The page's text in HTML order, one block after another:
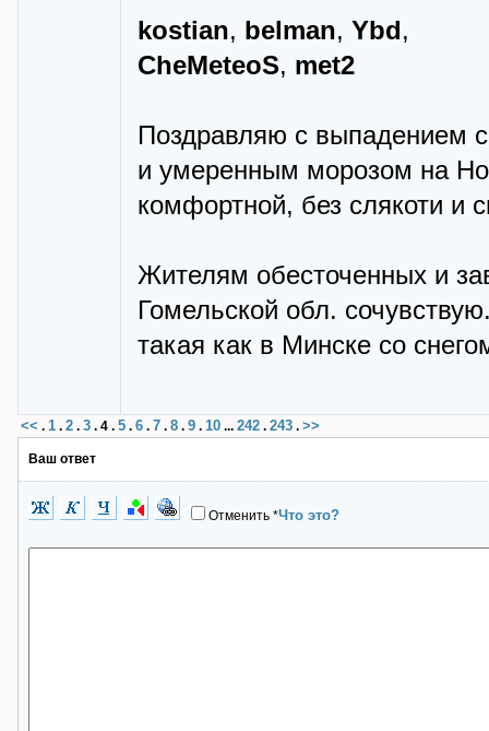
kostian, belman, Ybd,
CheMeteoS, met2
Поздравляю с выпадением
и умеренным морозом на
комфортной, без слякоти и
Жителям обесточенных и
Гомельской обл.
такая как в Минске со
<< . 1 . 2 . 3 . 4 . 5 . 6 . 7 . 8 . 9 . 10 ... 242 . 243 . >>
Ваш ответ
Отменить *Что это?